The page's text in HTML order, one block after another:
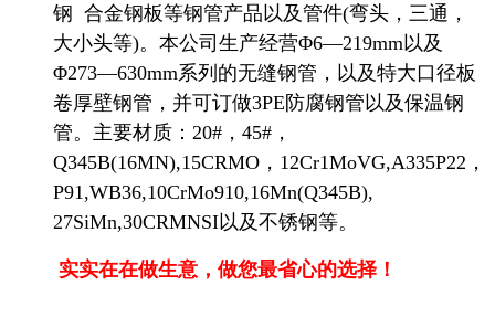
钢 合金钢板等钢管产品以及管件(弯头，三通，
大小头等)。本公司生产经营Φ6—219mm 以及
Φ273—630mm系列的无缝钢管，以及特大口径板
卷厚壁钢管，并可订做3PE防腐钢管以及保温钢
管。主要材质： 20# ， 45# ，
Q345B(16MN),15CRMO ， 12Cr1MoVG,A335P22 ，
P91,WB36,10CrMo910,16Mn(Q345B),
27SiMn,30CRMNSI以及不锈钢等。
实实在在做生意，做您最省心的选择！